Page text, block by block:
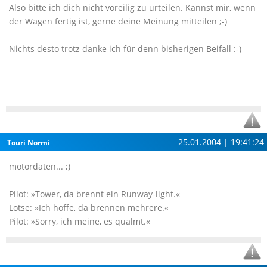
Also bitte ich dich nicht voreilig zu urteilen. Kannst mir, wenn
der Wagen fertig ist, gerne deine Meinung mitteilen ;-)
Nichts desto trotz danke ich für denn bisherigen Beifall :-)
Touri Normi 25.01.2004 | 19:41:24
motordaten... ;)
Pilot: »Tower, da brennt ein Runway-light.«
Lotse: »Ich hoffe, da brennen mehrere.«
Pilot: »Sorry, ich meine, es qualmt.«